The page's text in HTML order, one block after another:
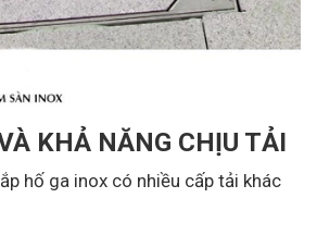
KHẢ NĂNG CHỊU TẢI
hố ga inox có nhiều cấp tải khác